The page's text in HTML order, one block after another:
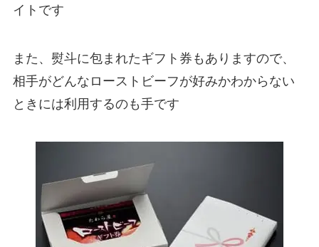
イトです
また、熨斗に包まれたギフト券もありますので、
相手がどんなローストビーフが好みかわからない
ときには利用するのも手です